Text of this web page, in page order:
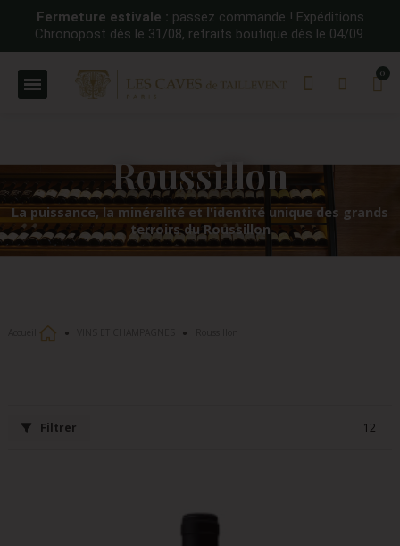
Fermeture estivale : passez commande ! Expéditions
Chronopost dès le 31/08, retraits boutique dès le 04/09.
Roussillon
La puissance, la minéralité et l'identité unique des grands
terroirs du Roussillon
Filtrer 12